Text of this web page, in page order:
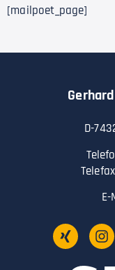
[mailpoet_page]
D-